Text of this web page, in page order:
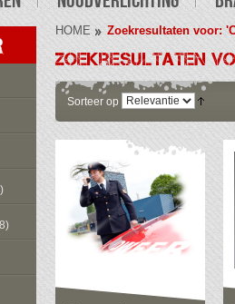
HOME Zoekresultaten voor:
Zoekresultaten
Sorteer op